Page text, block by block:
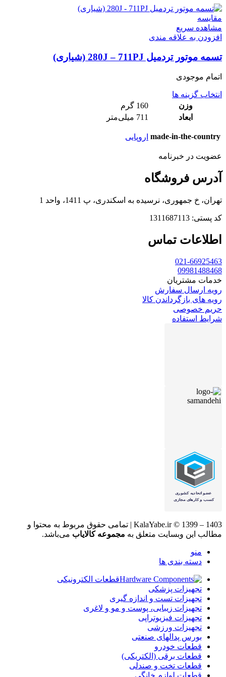
مقایسه
مشاهده سریع
افزودن به علاقه مندی
تسمه موتور تردمیل 280J – 711PJ (شیاری)
اتمام موجودی
انتخاب گزینه ها
وزن
160 گرم
ابعاد
711 میلی‌متر
made-in-the-country اروپایی
عضویت در خبرنامه
آدرس فروشگاه
تهران، خ جمهوری، نرسیده به اسکندری، پ 1411، واحد 1
کد پستی: 1311687113
اطلاعات تماس
021-66925463
09981488468
خدمات مشتریان
رویه ارسال سفارش
رویه های بازگرداندن کالا
حریم خصوصی
شرایط استفاده
KalaYabe.ir © 1399 – 1403 | تمامی حقوق مربوط به محتوا و
مطالب این وبسایت متعلق به مجموعه کالایاب می‌باشد.
منو
دسته بندی ها
قطعات الکترونیکی
تجهیزات پزشکی
تجهیزات تست و اندازه گیری
تجهیزات زیبایی، پوست و مو و لاغری
تجهیزات فیزیوتراپی
تجهیزات ورزشی
بورس پدالهای صنعتی
قطعات خودرو
قطعات برقی (الکتریکی)
قطعات تخت و صندلی
قطعات لوازم خانگی